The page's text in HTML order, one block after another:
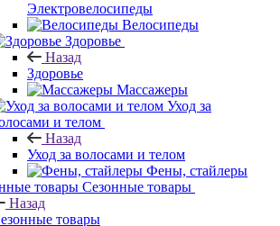
Электровелосипеды
Велосипеды
Здоровье
Назад
Здоровье
Массажеры
Уход за
и телом
Назад
Уход за волосами и телом
Фены, стайлеры
Сезонные товары
Назад
товары